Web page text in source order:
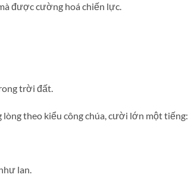
được cường hoá chiến lực.
trời đất.
lòng theo kiểu công chúa, cười lớn một tiếng:
lan.